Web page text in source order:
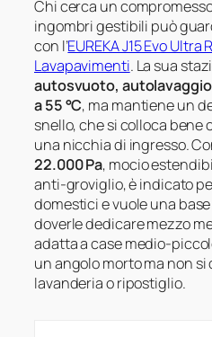
Chi cerca un
ingombri gestibili può
con l’EUREKA J15 Evo
Lavapavimenti. La sua
autosvuoto,
a 55 °C, ma mantiene un
snello, che si colloca bene
una nicchia di ingresso.
22.000 Pa, mocio
anti-groviglio, è indicato
domestici e vuole una
doverle dedicare mezzo
adatta a case medio-
un angolo morto ma non
lavanderia o ripostiglio.